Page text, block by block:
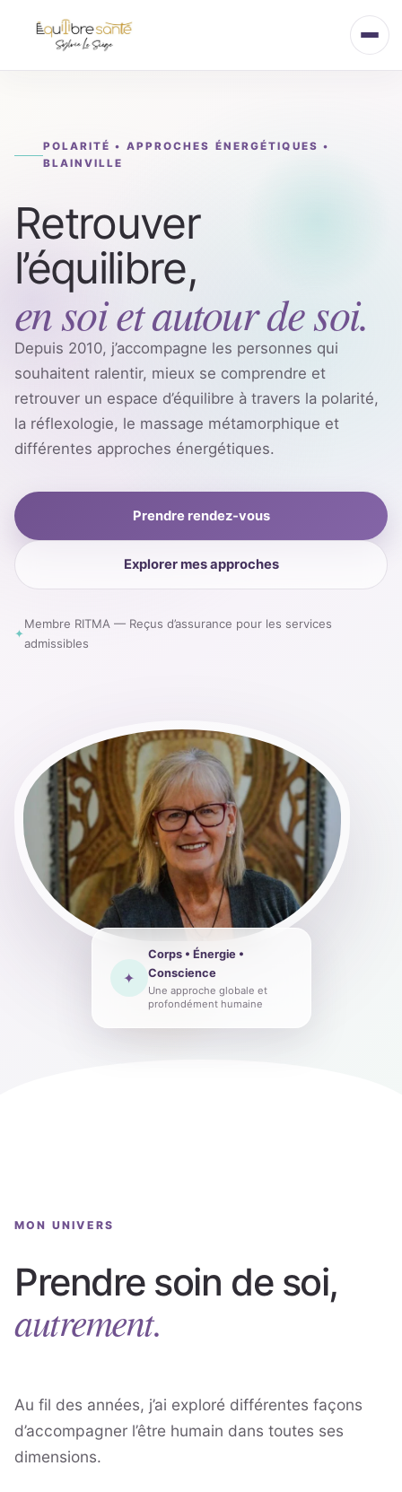
POLARITÉ • APPROCHES ÉNERGÉTIQUES •
BLAINVILLE
Retrouver
l’équilibre,
en soi et autour de soi.
Depuis 2010, j’accompagne les personnes qui
souhaitent ralentir, mieux se comprendre et
retrouver un espace d’équilibre à travers la polarité,
la réflexologie, le massage métamorphique et
différentes approches énergétiques.
Prendre rendez-vous
Explorer mes approches
✦
Membre RITMA — Reçus d’assurance pour les services
admissibles
✦
Corps • Énergie •
Conscience
Une approche globale et
profondément humaine
MON UNIVERS
Prendre soin de soi,
autrement.
Au fil des années, j’ai exploré différentes façons
d’accompagner l’être humain dans toutes ses
dimensions.